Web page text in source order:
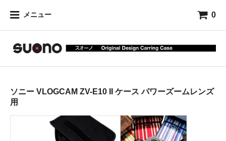
メニュー 0
ソニー VLOGCAM ZV-E10 II ケース パワーズームレンズ
用